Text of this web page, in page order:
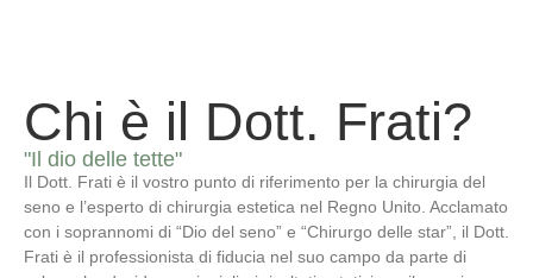
Chi è il Dott. Frati?
"Il dio delle tette"
Il Dott. Frati è il vostro punto di riferimento per la chirurgia del
seno e l’esperto di chirurgia estetica nel Regno Unito. Acclamato
con i soprannomi di “Dio del seno” e “Chirurgo delle star”, il Dott.
Frati è il professionista di fiducia nel suo campo da parte di